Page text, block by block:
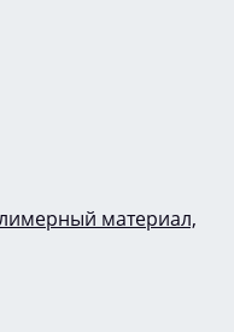
материал,